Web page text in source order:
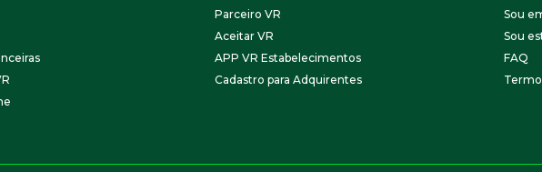
Parceiro VR
Aceitar VR
APP VR Estabelecimentos
Cadastro para Adquirentes
Sou
Sou
FAQ